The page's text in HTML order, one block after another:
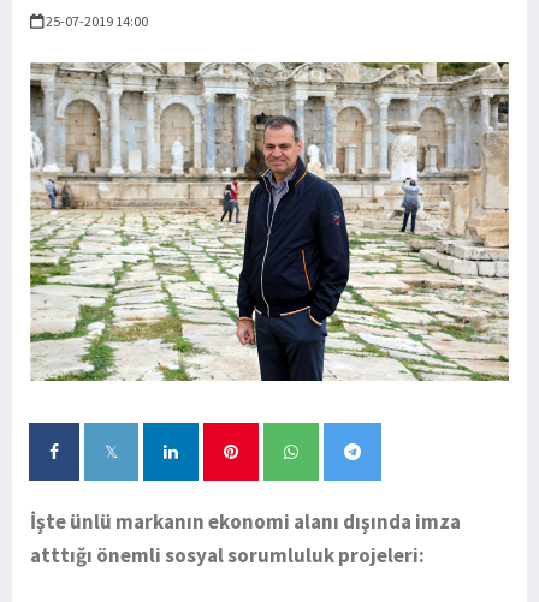
25-07-2019 14:00
İşte ünlü markanın ekonomi alanı dışında imza
atttığı önemli sosyal sorumluluk projeleri: